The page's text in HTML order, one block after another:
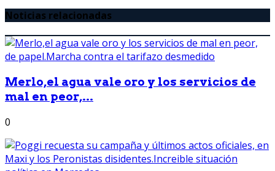
Noticias relacionadas
Merlo,el agua vale oro y los servicios de
mal en peor,...
0